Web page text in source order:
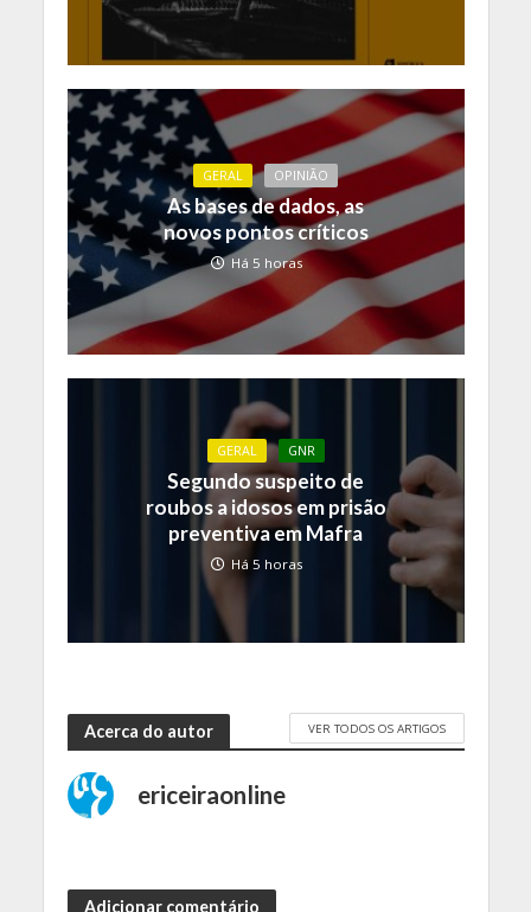
GERAL OPINIÃO
As bases de dados, as
novos pontos críticos
Há 5 horas
GERAL GNR
Segundo suspeito de
roubos a idosos em prisão
preventiva em Mafra
Há 5 horas
Acerca do autor VER TODOS OS ARTIGOS
ericeiraonline
Adicionar comentário